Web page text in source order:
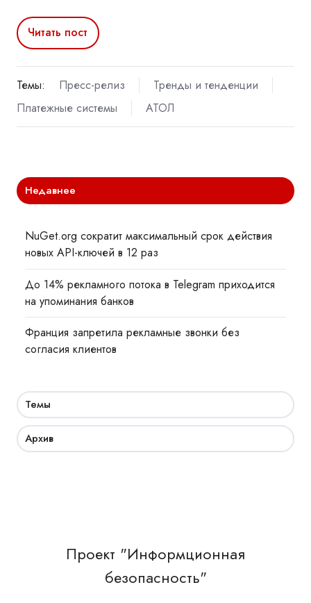
Читать пост
Темы: Пресс-релиз
Тренды и тенденции
Платежные системы
АТОЛ
Недавнее
NuGet.org сократит максимальный срок действия
новых API-ключей в 12 раз
До 14% рекламного потока в Telegram приходится
на упоминания банков
Франция запретила рекламные звонки без
согласия клиентов
Темы
Архив
Проект "Информционная
безопасность"